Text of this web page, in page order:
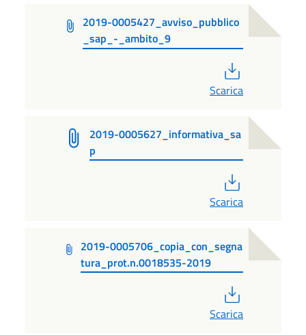
2019-0005427_avviso_pubblico
_sap_-_ambito_9
Scarica
2019-0005627_informativa_sa
p
Scarica
2019-0005706_copia_con_segna
tura_prot.n.0018535-2019
Scarica